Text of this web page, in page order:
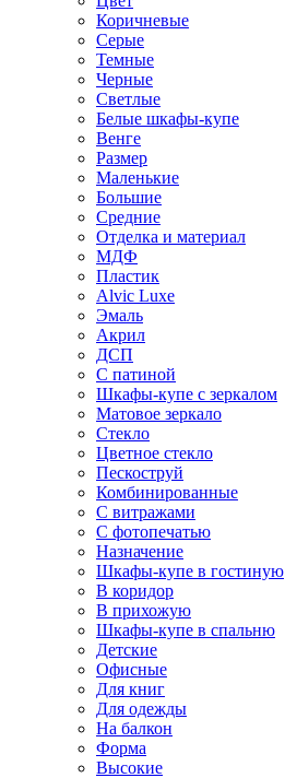
Коричневые
Серые
Темные
Черные
Светлые
Белые шкафы-купе
Венге
Размер
Маленькие
Большие
Средние
Отделка и материал
МДФ
Пластик
Alvic Luxe
Эмаль
Акрил
ДСП
С патиной
Шкафы-купе с зеркалом
Матовое зеркало
Стекло
Цветное стекло
Пескоструй
Комбинированные
С витражами
С фотопечатью
Назначение
Шкафы-купе в гостиную
В коридор
В прихожую
Шкафы-купе в спальню
Детские
Офисные
Для книг
Для одежды
На балкон
Форма
Высокие